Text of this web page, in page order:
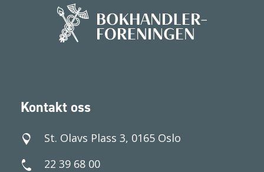
Kontakt oss
St. Olavs Plass 3, 0165 Oslo
22 39 68 00